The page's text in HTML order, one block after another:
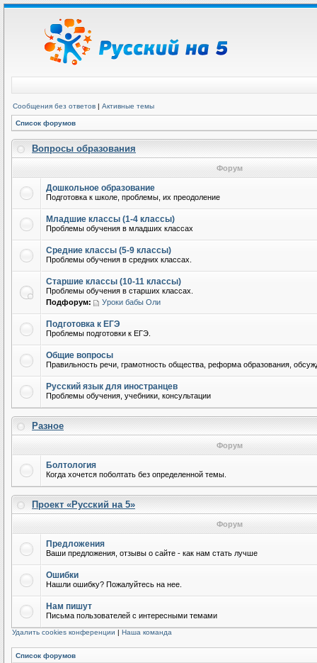
Сообщения без ответов | Активные темы
Список форумов
Вопросы образования
Форум
Дошкольное образование
Подготовка к школе, проблемы, их преодоление
Младшие классы (1-4 классы)
Проблемы обучения в младших классах
Средние классы (5-9 классы)
Проблемы обучения в средних классах.
Старшие классы (10-11 классы)
Проблемы обучения в старших классах.
Подфорум:
Уроки бабы Оли
Подготовка к ЕГЭ
Проблемы подготовки к ЕГЭ.
Общие вопросы
Правильность речи, грамотность общества, реформа образования,
Русский язык для иностранцев
Проблемы обучения, учебники, консультации
Разное
Форум
Болтология
Когда хочется поболтать без определенной темы.
Проект «Русский на 5»
Форум
Предложения
Ваши предложения, отзывы о сайте - как нам стать лучше
Ошибки
Нашли ошибку? Пожалуйтесь на нее.
Нам пишут
Письма пользователей с интересными темами
Удалить cookies конференции | Наша команда
Список форумов